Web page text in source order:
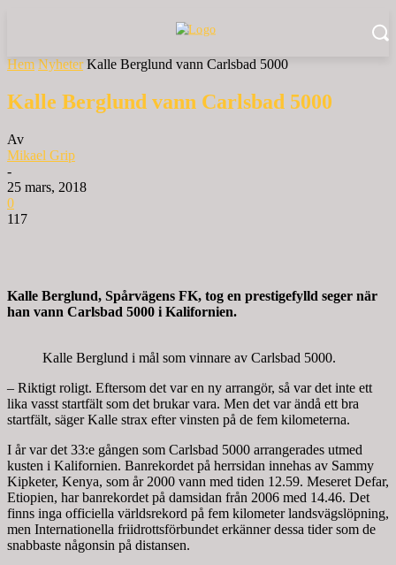
Hem Nyheter Kalle Berglund vann Carlsbad 5000
Kalle Berglund vann Carlsbad 5000
Av
Mikael Grip
-
25 mars, 2018
0
117
Kalle Berglund, Spårvägens FK, tog en prestigefylld seger när
han vann Carlsbad 5000 i Kalifornien.
Kalle Berglund i mål som vinnare av Carlsbad 5000.
– Riktigt roligt. Eftersom det var en ny arrangör, så var det inte ett
lika vasst startfält som det brukar vara. Men det var ändå ett bra
startfält, säger Kalle strax efter vinsten på de fem kilometerna.
I år var det 33:e gången som Carlsbad 5000 arrangerades utmed
kusten i Kalifornien. Banrekordet på herrsidan innehas av Sammy
Kipketer, Kenya, som år 2000 vann med tiden 12.59. Meseret Defar,
Etiopien, har banrekordet på damsidan från 2006 med 14.46. Det
finns inga officiella världsrekord på fem kilometer landsvägslöpning,
men Internationella friidrottsförbundet erkänner dessa tider som de
snabbaste någonsin på distansen.